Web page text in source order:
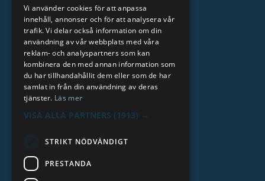
Grundat 1923
Kreditvärdighet AAA
Läs mer
Vi använder cookies för att anpassa
innehåll, annonser och för att analysera vår
trafik. Vi delar också information om din
användning av vår webbplats med våra
reklam- och analyspartners som kan
kombinera den med annan information som
du har tillhandahållit dem eller som de har
samlat in från din användning av deras
tjänster. Läs mer
VISA ALLA PARTNERS (1913) →
STRIKT NÖDVÄNDIGT
PRESTANDA